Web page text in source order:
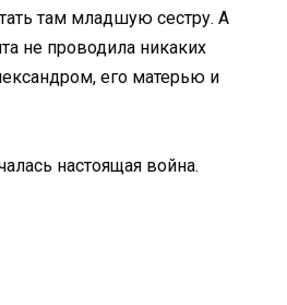
там младшую сестру. А
не проводила никаких
его матерью и
настоящая война.